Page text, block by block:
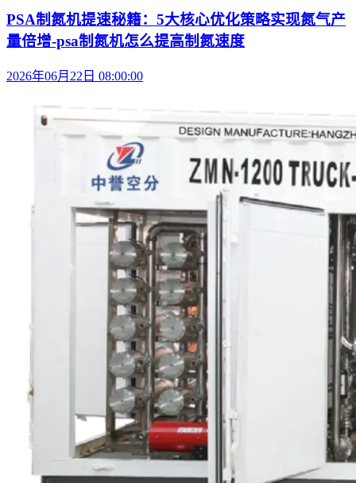
PSA制氮机提速秘籍：5大核心优化策略实现氮气产
量倍增-psa制氮机怎么提高制氮速度
2026年06月22日 08:00:00